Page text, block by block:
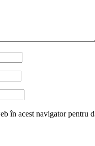
în acest navigator pentru